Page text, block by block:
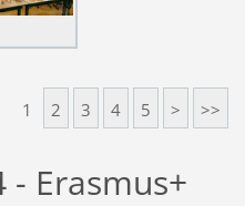
1 2 3 4 5 > >>
- Erasmus+